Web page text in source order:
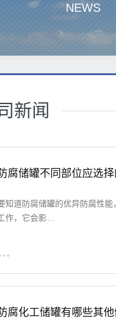
NEWS
新闻
腐储罐不同部位应选
知道防腐储罐的优异防腐性
作，它会影…
腐化工储罐有哪些其